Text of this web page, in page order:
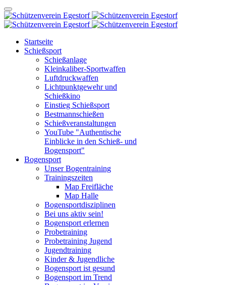
Startseite
Schießsport
Schießanlage
Kleinkaliber-Sportwaffen
Luftdruckwaffen
Lichtpunktgewehr und
Schießkino
Einstieg Schießsport
Bestmannschießen
Schießveranstaltungen
YouTube "Authentische
Einblicke in den Schieß- und
Bogensport"
Bogensport
Unser Bogentraining
Trainingszeiten
Map Freifläche
Map Halle
Bogensportdisziplinen
Bei uns aktiv sein!
Bogensport erlernen
Probetraining
Probetraining Jugend
Jugendtraining
Kinder & Jugendliche
Bogensport ist gesund
Bogensport im Trend